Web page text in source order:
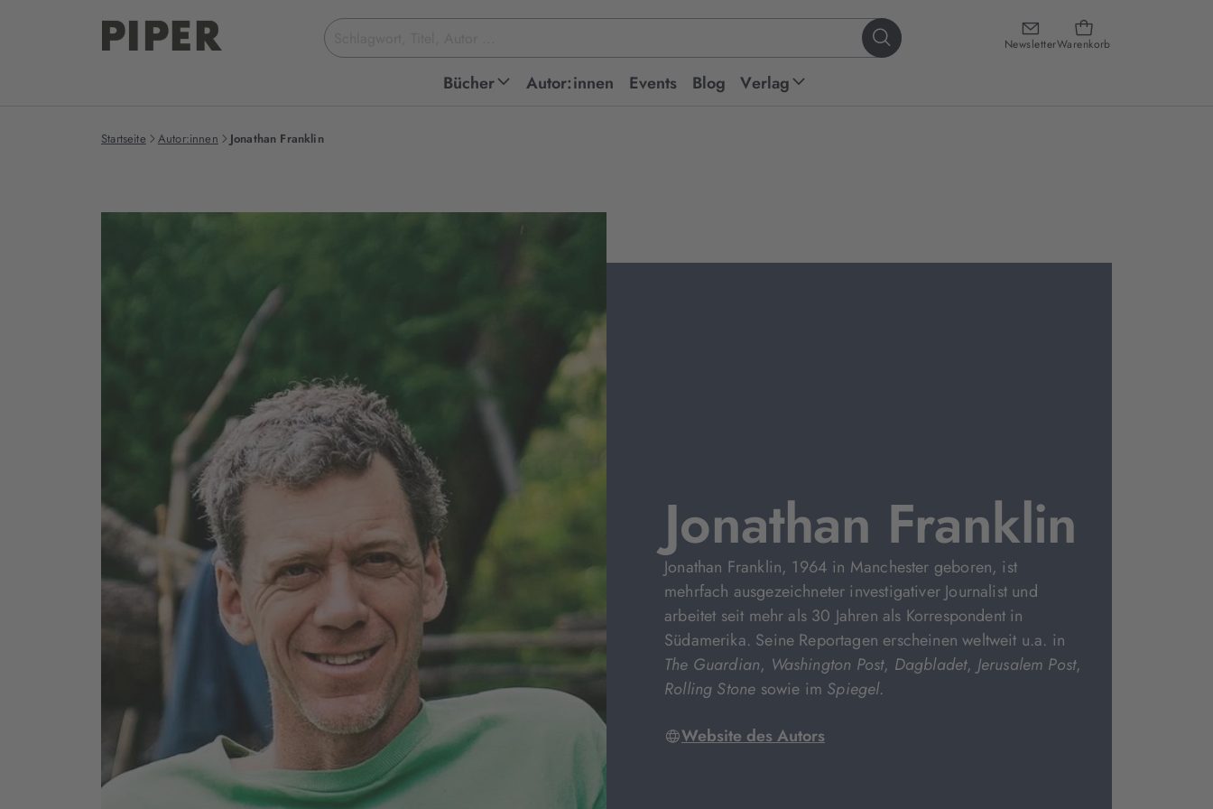
NewsletterWarenkorb
Suchbegriff
eingeben
Bücher Autor:innen Events Blog Verlag
Startseite Autor:innen Jonathan Franklin
Jonathan Franklin
Jonathan Franklin, 1964 in Manchester geboren, ist
mehrfach ausgezeichneter investigativer Journalist und
arbeitet seit mehr als 30 Jahren als Korrespondent in
Südamerika. Seine Reportagen erscheinen weltweit u.a. in
The Guardian, Washington Post, Dagbladet, Jerusalem Post,
Rolling Stone sowie im Spiegel.
Website des Autors